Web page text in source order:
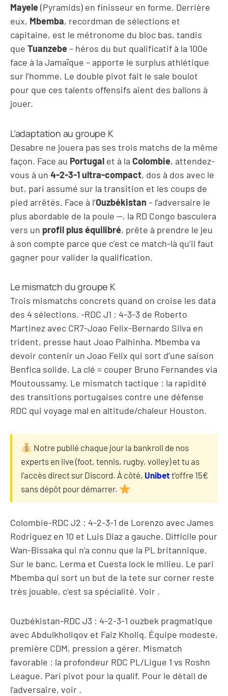
Mayele(Pyramids) en finisseur en forme. Derrière
eux, Mbemba, recordman de sélections et
capitaine, est le métronome du bloc bas, tandis
que Tuanzebe– héros du but qualificatif à la 100e
face à la Jamaïque – apporte le surplus athlétique
sur l’homme. Le double pivot fait le sale boulot
pour que ces talents offensifs aient des ballons à
jouer.
L’adaptation au groupe K
Desabre ne jouera pas ses trois matchs de la même
façon. Face au Portugal et à la Colombie, attendez-
vous à un 4-2-3-1 ultra-compact, dos à dos avec le
but, pari assumé sur la transition et les coups de
pied arrêtés. Face à l’Ouzbékistan – l’adversaire le
plus abordable de la poule —, la RD Congo basculera
vers un profil plus équilibré, prête à prendre le jeu
à son compte parce que c’est ce match-là qu’il faut
gagner pour valider la qualification.
Le mismatch du groupe K
Trois mismatchs concrets quand on croise les data
des 4 sélections. -RDC J1 : 4-3-3 de Roberto
Martinez avec CR7-Joao Felix-Bernardo Silva en
trident, presse haut Joao Palhinha. Mbemba va
devoir contenir un Joao Felix qui sort d’une saison
Benfica solide. La clé = couper Bruno Fernandes via
Moutoussamy. Le mismatch tactique : la rapidité
des transitions portugaises contre une défense
RDC qui voyage mal en altitude/chaleur Houston.
Notre publié chaque jour la bankroll de nos
experts en live (foot, tennis, rugby, volley) et tu as
l’accès direct sur Discord. À côté, Unibet t’offre 15€
sans dépôt pour démarrer.
Colombie-RDC J2 : 4-2-3-1 de Lorenzo avec James
Rodriguez en 10 et Luis Diaz a gauche. Difficile pour
Wan-Bissaka qui n’a connu que la PL britannique.
Sur le banc, Lerma et Cuesta lock le milieu. Le pari
Mbemba qui sort un but de la tete sur corner reste
très jouable, c’est sa spécialité. Voir .
Ouzbékistan-RDC J3 : 4-2-3-1 ouzbek pragmatique
avec Abdulkholiqov et Faiz Kholiq. Équipe modeste,
première CDM, pression a gérer. Mismatch
favorable : la profondeur RDC PL/Ligue 1 vs Roshn
League. Pari pivot pour la qualif. Pour le détail de
l’adversaire, voir .